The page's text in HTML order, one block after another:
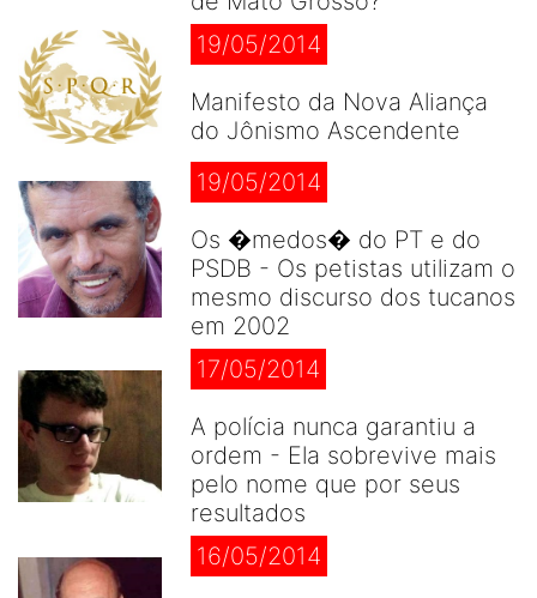
19/05/2014
Manifesto da Nova Aliança
do Jônismo Ascendente
19/05/2014
Os �medos� do PT e do
PSDB - Os petistas utilizam o
mesmo discurso dos tucanos
em 2002
17/05/2014
A polícia nunca garantiu a
ordem - Ela sobrevive mais
pelo nome que por seus
resultados
16/05/2014